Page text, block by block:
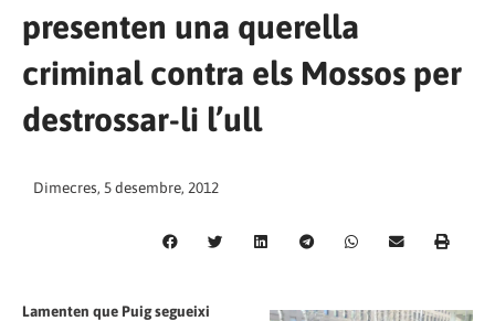
presenten una querella
criminal contra els Mossos per
destrossar-li l’ull
Dimecres, 5 desembre, 2012
Lamenten que Puig segueixi